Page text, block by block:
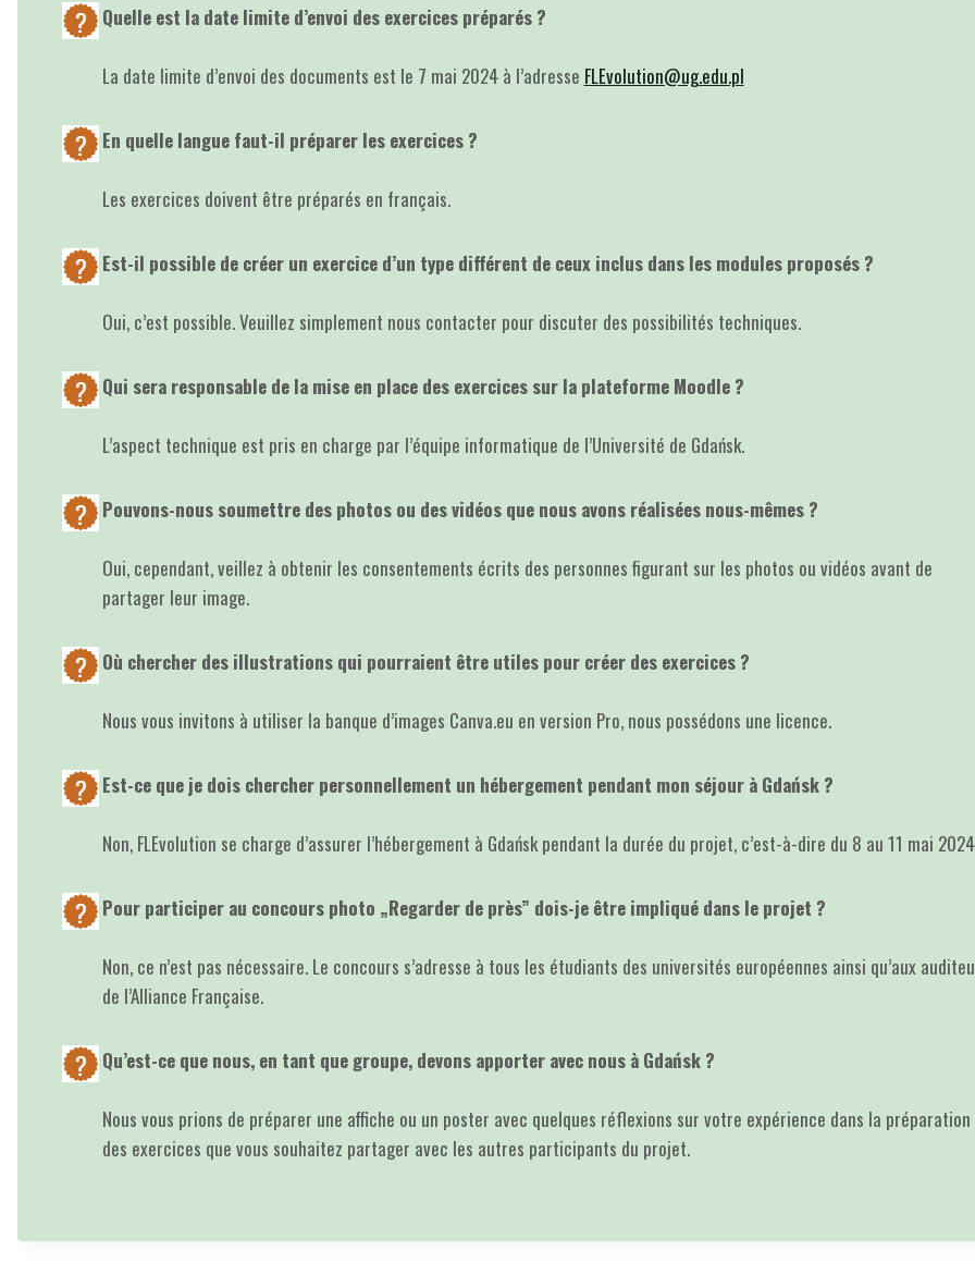
Quelle est la date limite d’envoi des exercices préparés ?
La date limite d’envoi des documents est le 7 mai 2024 à l’adresse FLEvolution@ug.edu.pl
En quelle langue faut-il préparer les exercices ?
Les exercices doivent être préparés en français.
Est-il possible de créer un exercice d’un type différent de ceux inclus dans les modules proposés ?
Oui, c’est possible. Veuillez simplement nous contacter pour discuter des possibilités techniques.
Qui sera responsable de la mise en place des exercices sur la plateforme Moodle ?
L’aspect technique est pris en charge par l’équipe informatique de l’Université de Gdańsk.
Pouvons-nous soumettre des photos ou des vidéos que nous avons réalisées nous-mêmes ?
Oui, cependant, veillez à obtenir les consentements écrits des personnes figurant sur les photos ou vidéos avant de
partager leur image.
Où chercher des illustrations qui pourraient être utiles pour créer des exercices ?
Nous vous invitons à utiliser la banque d’images Canva.eu en version Pro, nous possédons une licence.
Est-ce que je dois chercher personnellement un hébergement pendant mon séjour à Gdańsk ?
Non, FLEvolution se charge d’assurer l’hébergement à Gdańsk pendant la durée du projet, c’est-à-dire du 8 au 11 mai
Pour participer au concours photo „Regarder de près” dois-je être impliqué dans le projet ?
Non, ce n’est pas nécessaire. Le concours s’adresse à tous les étudiants des universités européennes ainsi qu’aux
de l’Alliance Française.
Qu’est-ce que nous, en tant que groupe, devons apporter avec nous à Gdańsk ?
Nous vous prions de préparer une affiche ou un poster avec quelques réflexions sur votre expérience dans la préparation
des exercices que vous souhaitez partager avec les autres participants du projet.